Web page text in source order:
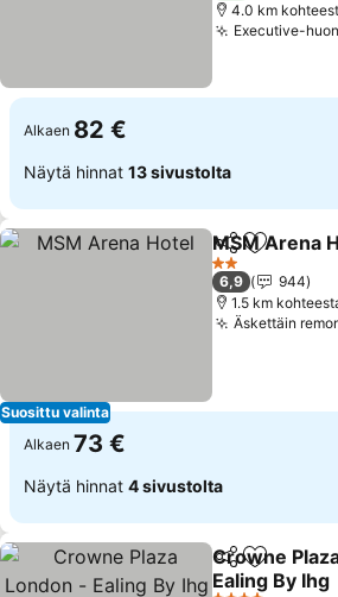
4.0 km
Executive-
Alkaen 82 €
Näytä hinnat 13 sivustolta
Suosittu valinta
Jaa Lisää
MSM Arena
2 Tähtiluokitus
6,9
944
1.5 km
Äskettäin
Alkaen 73 €
Näytä hinnat 4 sivustolta
Jaa Lisää
Crowne
Ealing By Ihg